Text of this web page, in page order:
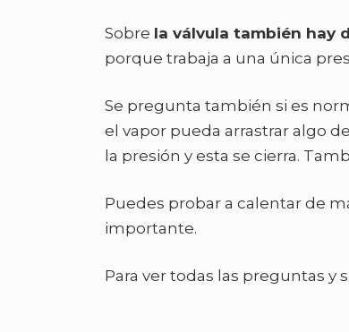
Sobre la válvula también hay
porque trabaja a una única
Se pregunta también si es
el vapor pueda arrastrar algo
la presión y esta se cierra.
Puedes probar a calentar de
importante.
Para ver todas las preguntas y